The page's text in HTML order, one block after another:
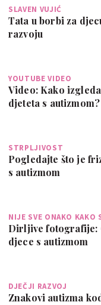
SLAVEN VUJIĆ
Tata u borbi za
razvoju
YOUTUBE VIDEO
Video: Kako
djeteta s autizmom?
STRPLJIVOST
Pogledajte što je
s autizmom
NIJE SVE ONAKO KAKO
Dirljive fotografije:
djece s autizmom
DJEČJI RAZVOJ
Znakovi autizma